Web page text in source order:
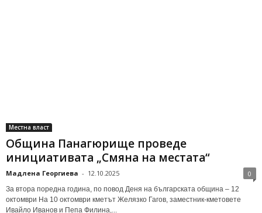
Местна власт
Община Панагюрище проведе
инициативата „Смяна на местата“
Мадлена Георгиева - 12.10.2025 0
За втора поредна година, по повод Деня на българската община – 12
октомври На 10 октомври кметът Желязко Гагов, заместник-кметовете
Ивайло Иванов и Пепа Филина,...